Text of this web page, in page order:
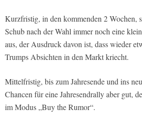
Kurzfristig, in den kommenden 2 Wochen,
Schub nach der Wahl immer noch eine
aus, der Ausdruck davon ist, dass wieder
Trumps Absichten in den Markt kriecht.
Mittelfristig, bis zum Jahresende und ins
Chancen für eine Jahresendrally aber gut,
im Modus „Buy the Rumor“.